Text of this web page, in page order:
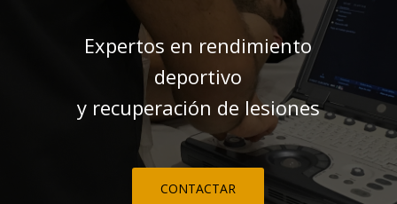
Expertos en rendimiento
deportivo
y recuperación de lesiones
CONTACTAR